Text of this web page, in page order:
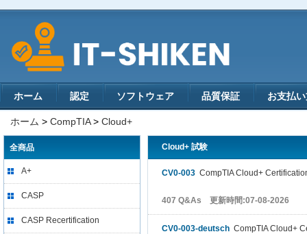
ホーム 認定 ソフトウェア 品質保証 お支払
ホーム > CompTIA> Cloud+
全商品
A+
CASP
CASP Recertification
Cloud+ 試験
CV0-003 CompTIA Cloud+
407 Q&As 更新時間:07-08-2026
CV0-003-deutsch CompTIA Cloud+